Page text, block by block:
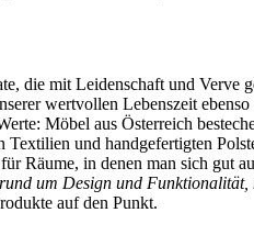
die mit Leidenschaft und Verve
wertvollen Lebenszeit
Möbel aus Österreich
und handgefertigten
Räume, in denen man sich gut
um Design und
auf den Punkt.